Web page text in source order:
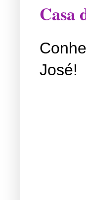
Casa
José!